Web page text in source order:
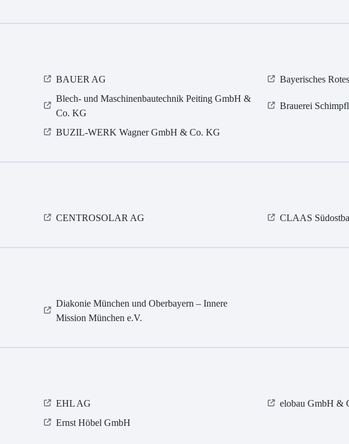
BAUER AG Bayerisches
Blech- und Maschinenbautechnik Peiting GmbH &
Co. KG
Brauerei
BUZIL-WERK Wagner GmbH & Co. KG
CENTROSOLAR AG CLAAS
Diakonie München und Oberbayern – Innere
Mission München e.V.
EHL AG
elobau GmbH &
Ernst Höbel GmbH